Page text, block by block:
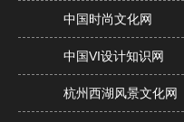
中国时尚文化网
中国VI设计知识网
杭州西湖风景文化网